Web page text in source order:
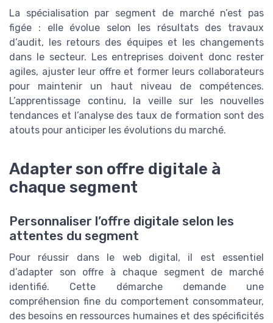
La spécialisation par segment de marché n’est pas
figée : elle évolue selon les résultats des travaux
d’audit, les retours des équipes et les changements
dans le secteur. Les entreprises doivent donc rester
agiles, ajuster leur offre et former leurs collaborateurs
pour maintenir un haut niveau de compétences.
L’apprentissage continu, la veille sur les nouvelles
tendances et l’analyse des taux de formation sont des
atouts pour anticiper les évolutions du marché.
Adapter son offre digitale à
chaque segment
Personnaliser l’offre digitale selon les
attentes du segment
Pour réussir dans le web digital, il est essentiel
d’adapter son offre à chaque segment de marché
identifié. Cette démarche demande une
compréhension fine du comportement consommateur,
des besoins en ressources humaines et des spécificités